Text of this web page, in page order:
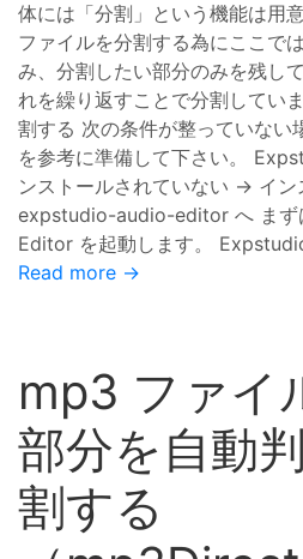
体には「分割」という機能は用
ファイルを分割する為にここで
み、分割したい部分のみを残し
れを繰り返すことで分割してい
割する 次の条件が整っていない
を参考に準備して下さい。
ンストールされていない → イン
expstudio-audio-editor へ ま
Editor を起動します。
Read more →
mp3 ファイ
部分を自動
割する